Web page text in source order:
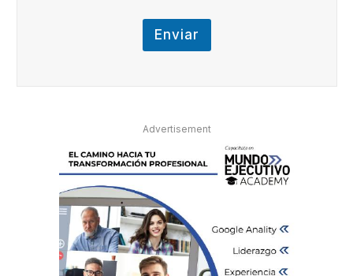
d
e
Enviar
Advertisement